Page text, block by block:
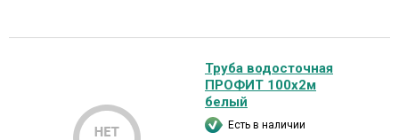
Труба водосточная
ПРОФИТ 100х2м
белый
Есть в наличии